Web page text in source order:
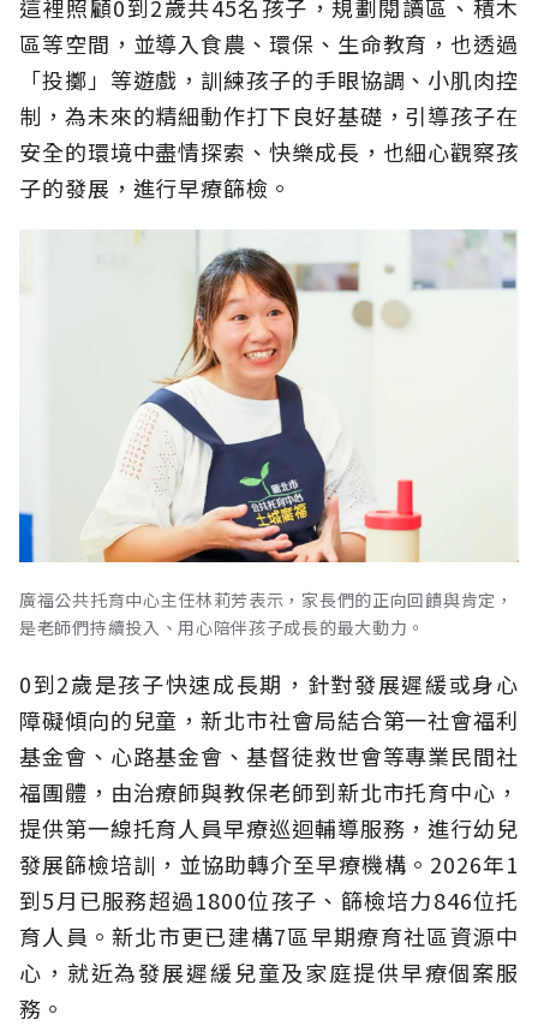
這裡照顧0到2歲共45名孩子，規劃閱讀區、積木
區等空間，並導入食農、環保、生命教育，也透過
「投擲」等遊戲，訓練孩子的手眼協調、小肌肉控
制，為未來的精細動作打下良好基礎，引導孩子在
安全的環境中盡情探索、快樂成長，也細心觀察孩
子的發展，進行早療篩檢。
廣福公共托育中心主任林莉芳表示，家長們的正向回饋與肯定，
是老師們持續投入、用心陪伴孩子成長的最大動力。
0到2歲是孩子快速成長期，針對發展遲緩或身心
障礙傾向的兒童，新北市社會局結合第一社會福利
基金會、心路基金會、基督徒救世會等專業民間社
福團體，由治療師與教保老師到新北市托育中心，
提供第一線托育人員早療巡迴輔導服務，進行幼兒
發展篩檢培訓，並協助轉介至早療機構。2026年1
到5月已服務超過1800位孩子、篩檢培力846位托
育人員。新北市更已建構7區早期療育社區資源中
心，就近為發展遲緩兒童及家庭提供早療個案服
務。